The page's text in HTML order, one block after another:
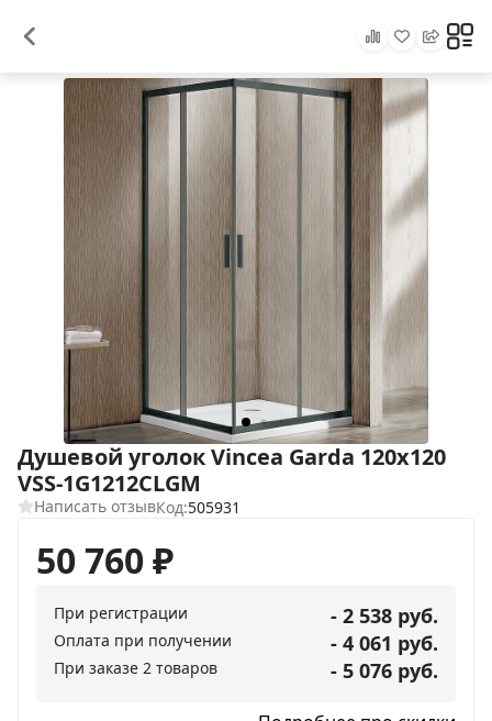
Душевой уголок Vincea Garda 120x120
VSS-1G1212CLGM
Написать отзывКод:505931
50 760₽
При регистрации - 2 538 руб.
Оплата при получении - 4 061 руб.
При заказе 2 товаров - 5 076 руб.